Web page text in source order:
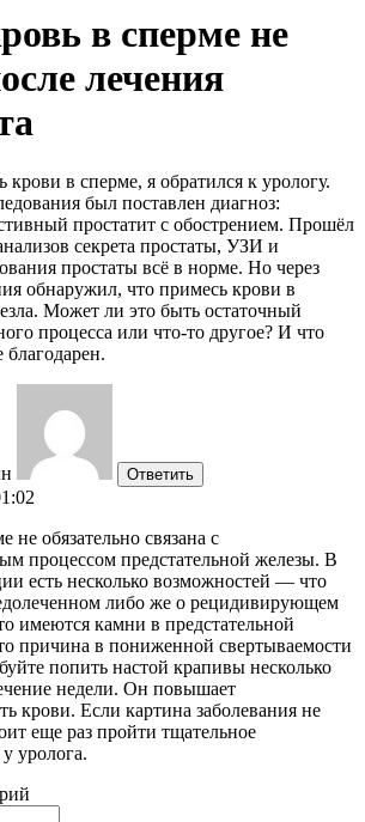
в сперме не
лечения
в сперме, я обратился к урологу.
был поставлен диагноз:
простатит с обострением. Прошёл
секрета простаты, УЗИ и
простаты всё в норме. Но через
обнаружил, что примесь крови в
Может ли это быть остаточный
процесса или что-то другое? И что
благодарен.
Ответить
не обязательно связана с
процессом предстательной железы. В
есть несколько возможностей — что
либо же о рецидивирующем
имеются камни в предстательной
причина в пониженной свертываемости
попить настой крапивы несколько
недели. Он повышает
крови. Если картина заболевания не
еще раз пройти тщательное
уролога.